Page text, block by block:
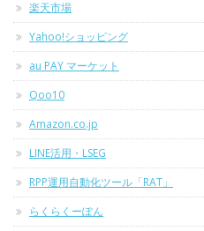
楽天市場
Yahoo!ショッピング
au PAY マーケット
Qoo10
Amazon.co.jp
LINE活用・LSEG
RPP運用自動化ツール「RAT」
らくらくーぽん